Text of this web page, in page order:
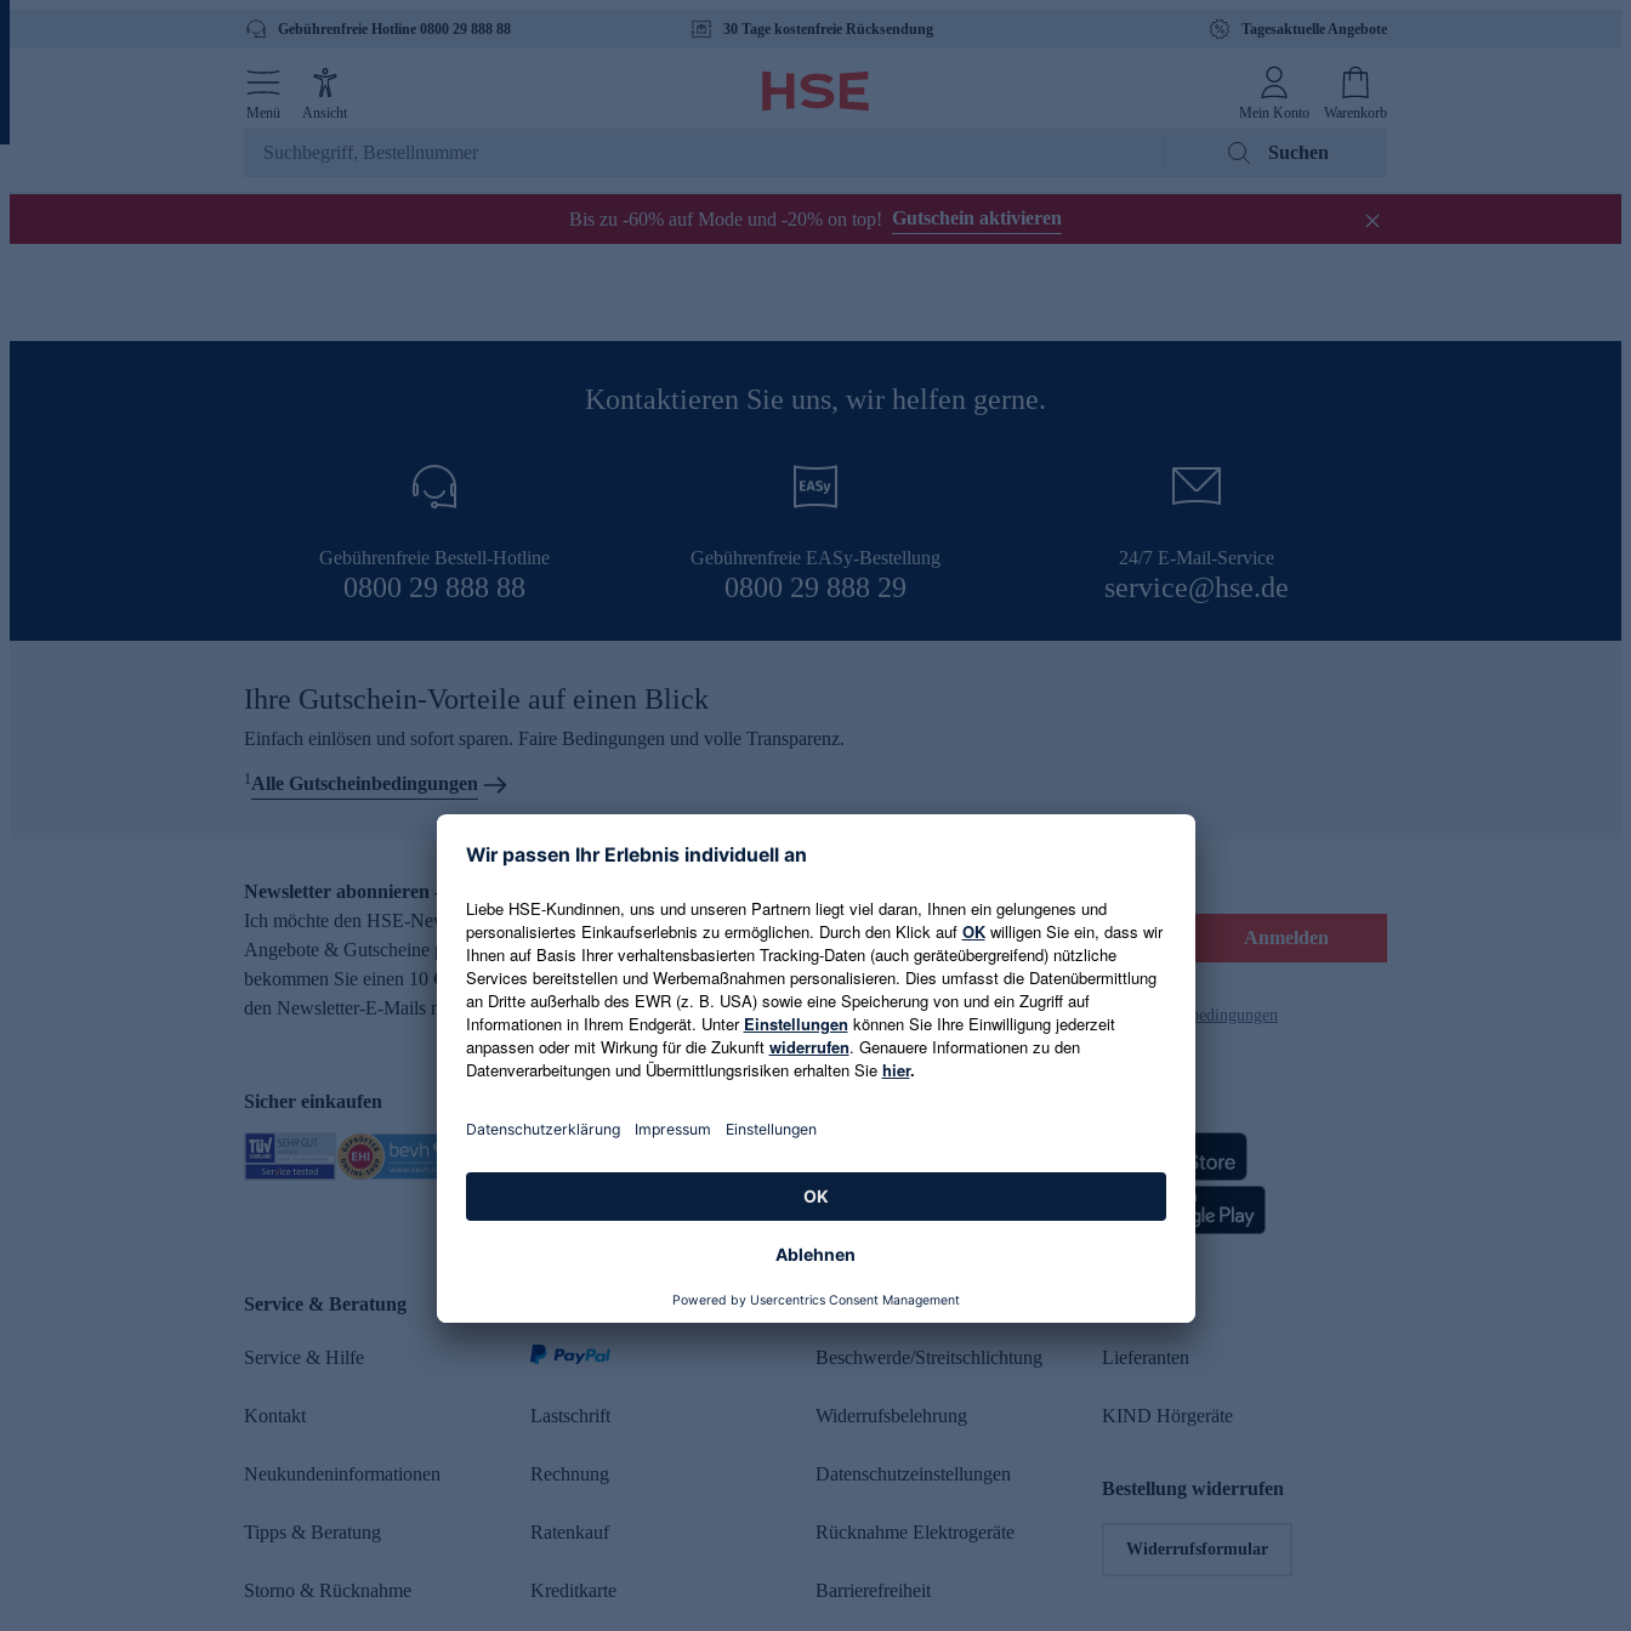
Gebührenfreie Hotline 0800 29 888 88 30 Tage kostenfreie Rücksendung Tagesaktuelle Angebote
Menü Ansicht Mein Konto Warenkorb
Suchen
Bis zu -60% auf Mode und -20% on top! Gutschein aktivieren
Kontaktieren Sie uns, wir helfen gerne.
Gebührenfreie Bestell-Hotline
0800 29 888 88
Gebührenfreie EASy-Bestellung
0800 29 888 29
24/7 E-Mail-Service
service@hse.de
Ihre Gutschein-Vorteile auf einen Blick
Einfach einlösen und sofort sparen. Faire Bedingungen und volle Transparenz.
1Alle Gutscheinbedingungen
Newsletter abonnieren – 10 € Gutschein erhalten
Ich möchte den HSE-Newsletter abonnieren und aktuelle Trends,
Angebote & Gutscheine per E-Mail erhalten. Als Dankeschön
bekommen Sie einen 10 € Gutschein. Eine Abmeldung ist jederzeit in
den Newsletter-E-Mails möglich.
E-Mail-Adresse eingeben Anmelden
Es gelten die Datenschutzrichtlinien und die Gutscheinbedingungen
Sicher einkaufen
Service & Beratung
Service & Hilfe
Kontakt
Neukundeninformationen
Tipps & Beratung
Storno & Rücknahme
Lastschrift
Rechnung
Ratenkauf
Kreditkarte
Rechtliches
Beschwerde/Streitschlichtung
Widerrufsbelehrung
Datenschutzeinstellungen
Rücknahme Elektrogeräte
Barrierefreiheit
Lieferanten
KIND Hörgeräte
Bestellung widerrufen
Widerrufsformular